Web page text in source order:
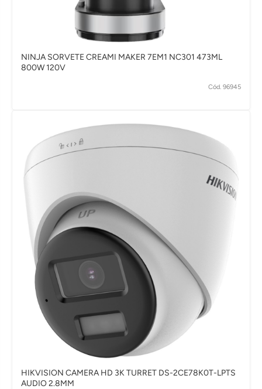
NINJA SORVETE CREAMI MAKER 7EM1 NC301 473ML
800W 120V
Cód. 96945
HIKVISION CAMERA HD 3K TURRET DS-2CE78K0T-LPTS
AUDIO 2.8MM